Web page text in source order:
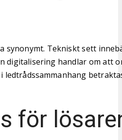
synonymt. Tekniskt sett
digitalisering handlar om att
för